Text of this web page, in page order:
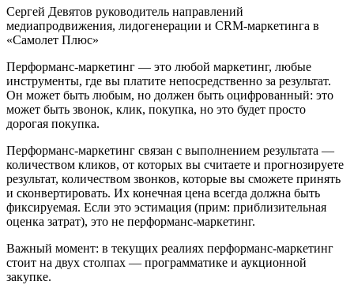
Сергей Девятов руководитель направлений
медиапродвижения, лидогенерации и CRM-маркетинга в
«Самолет Плюс»
Перформанс-маркетинг — это любой маркетинг, любые
инструменты, где вы платите непосредственно за результат.
Он может быть любым, но должен быть оцифрованный: это
может быть звонок, клик, покупка, но это будет просто
дорогая покупка.
Перформанс-маркетинг связан с выполнением результата —
количеством кликов, от которых вы считаете и прогнозируете
результат, количеством звонков, которые вы сможете принять
и сконвертировать. Их конечная цена всегда должна быть
фиксируемая. Если это эстимация (прим: приблизительная
оценка затрат), это не перформанс-маркетинг.
Важный момент: в текущих реалиях перформанс-маркетинг
стоит на двух столпах — программатике и аукционной
закупке.